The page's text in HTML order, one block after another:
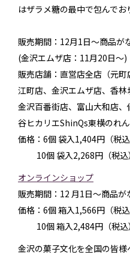
はザラメ糖の最中で包んでお
販売期間：12月1日～商品が
(金沢エムザ店：11月20日～)
販売店舗：直営店全店（元
江町店、金沢エムザ店、香林
金沢百番街店、富山大和店
谷ヒカリエShinQs東横のれ
価格：6個 袋入1,404円（税
10個 袋入2,268円（税込
オンラインショップ
販売期間：12 月1日～商品が
価格：6個 箱入1,566円（税込
10個 箱入2,484円（税込）
金沢の菓子文化を全国の皆様